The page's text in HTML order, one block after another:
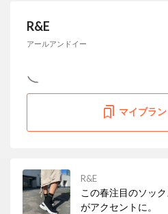
R&E
アールアンドイー
マイブラ
R&E
この春注目のソッ
がアクセントに。